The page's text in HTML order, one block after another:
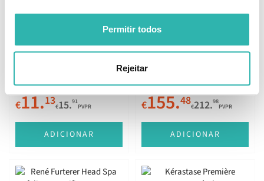
Permitir todos
Rejeitar
L'Oréal Paris Elvive Bond
€11.13€15.91
PVPR
ADICIONAR
Kérastase Première Shine
Repair Boost
€155.48€212.98
PVPR
ADICIONAR